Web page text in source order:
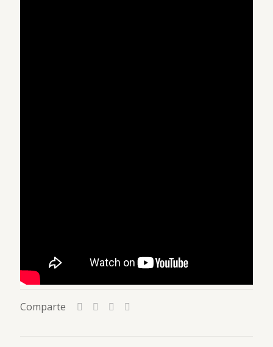
Comparte